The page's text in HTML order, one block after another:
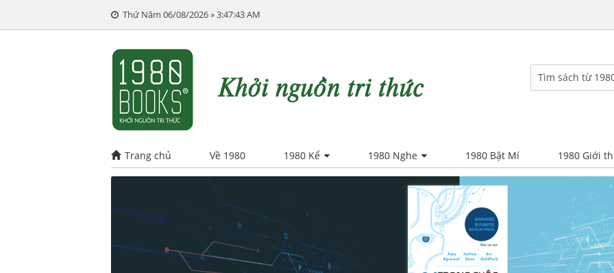
Thứ Năm 06/08/2026 » 3:47:44 AM
Trang chủ Về 1980 1980 Kể 1980 Nghe 1980 Bật Mí 1980 Giới